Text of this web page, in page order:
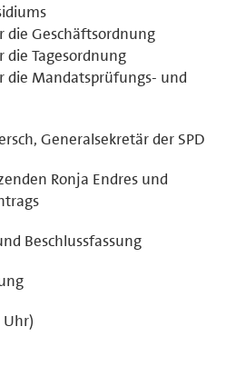
die Geschäftsordnung
die Tagesordnung
die Mandatsprüfungs- und
Generalsekretär der SPD
Ronja Endres und
Beschlussfassung
Uhr)